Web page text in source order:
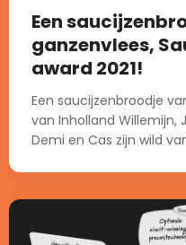
Een
ganzenvlees,
award 2021!
Een saucijzenbroodje
van Inholland Willemijn,
Demi en Cas zijn wild